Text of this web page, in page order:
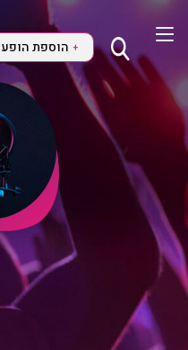
+ הוספת